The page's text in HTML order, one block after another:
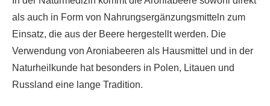
als auch in Form von Nahrungsergänzungsmitteln zum
Einsatz, die aus der Beere hergestellt werden. Die
Verwendung von Aroniabeeren als Hausmittel und in der
Naturheilkunde hat besonders in Polen, Litauen und
Russland eine lange Tradition.